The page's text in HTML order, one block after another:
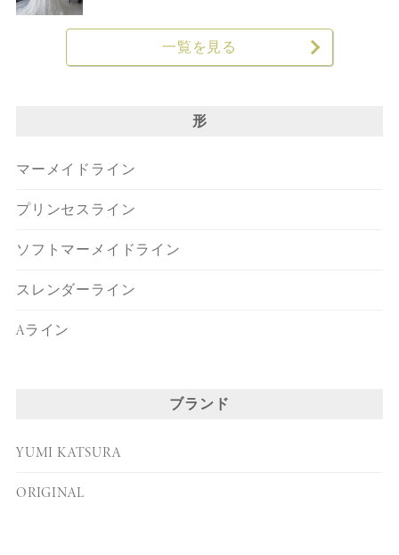
一覧を見る
形
マーメイドライン
プリンセスライン
ソフトマーメイドライン
スレンダーライン
Aライン
ブランド
YUMI KATSURA
ORIGINAL